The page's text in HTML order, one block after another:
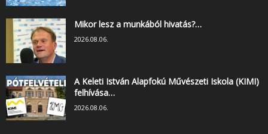
Mikor lesz a munkából hivatás?…
2026.08.06.
A Keleti István Alapfokú Művészeti Iskola (KIMI)
felhívása…
2026.08.06.